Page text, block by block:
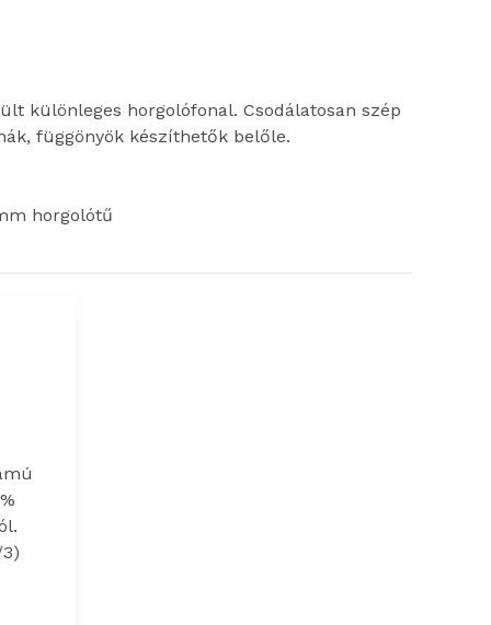
különleges horgolófonal. Csodálatosan szép
függönyök készíthetők belőle.
horgolótű